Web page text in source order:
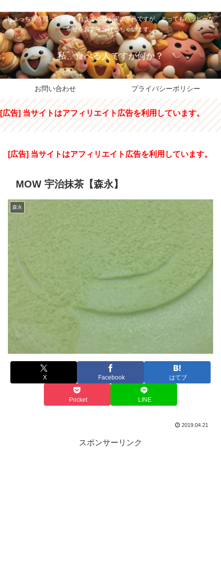
しょっちゅう買ってきてくれます。我が家の平凡ですが、とってもハッピーな
幸せをおすそ分けしちゃいます。
私、食べる人ですが何か？
お問い合わせ プライバシーポリシー
[広告] 当サイトはアフィリエイト広告を利用しています。
[広告] 当サイトはアフィリエイト広告を利用しています。
MOW 宇治抹茶【森永】
森永
X Facebook はてブ
Pocket LINE
2019.04.21
スポンサーリンク